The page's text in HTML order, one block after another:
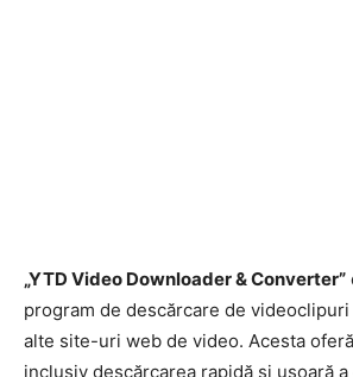
„YTD Video Downloader & Converter”
program de descărcare de videoclipuri
alte site-uri web de video. Acesta
inclusiv descărcarea rapidă și ușoară